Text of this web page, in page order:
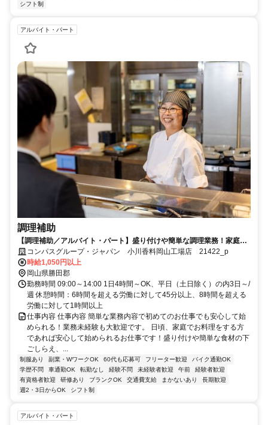
シフト制
アルバイト・パート
調理補助
【調理補助／アルバイト・パート】盛り付けや簡単な調理業務！家庭の
調理レベルでOK！
コンパスグループ・ジャパン 小川香料岡山工場店 21422_p
時給1,050円以上
岡山県勝田郡
勤務時間 09:00～14:00 1日4時間～OK、平日（土日除く）の内3日～/
週 休憩時間：6時間を超える労働に対して45分以上、8時間を超える
労働に対して1時間以上
仕事内容 仕事内容 簡単な業務内容で初めてのお仕事でも安心して始
められる！業務未経験も大歓迎です。 日頃、家庭でお料理をする方
であれば安心して始められるお仕事です！盛り付けや簡単な食材の下
ごしらえ、...
制服あり 副業・WワークOK 60代も応募可 フリーター歓迎
バイク通勤OK
学歴不問
車通勤OK 転勤なし 経験不問 未経験者歓迎 午前
経験者歓迎
有資格者歓迎
研修あり ブランクOK 交通費支給 まかないあり
長期歓迎
週2・3日からOK
シフト制
アルバイト・パート